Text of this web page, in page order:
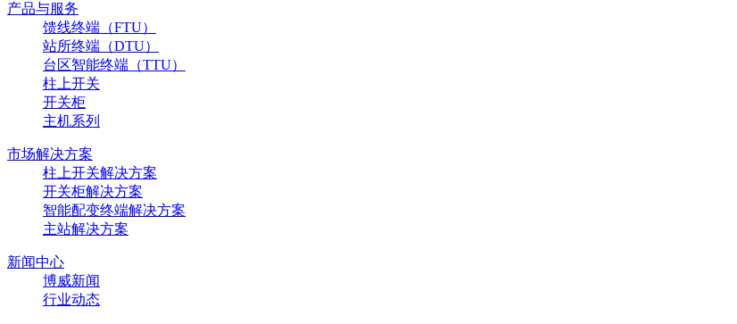
产品与服务
馈线终端（FTU）
站所终端（DTU）
台区智能终端（TTU）
柱上开关
开关柜
主机系列
市场解决方案
柱上开关解决方案
开关柜解决方案
智能配变终端解决方案
主站解决方案
新闻中心
博威新闻
行业动态